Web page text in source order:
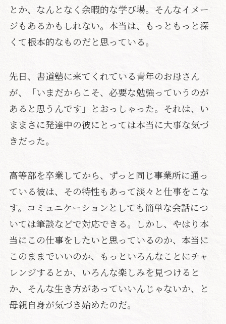
とか、なんとなく余暇的な学び場。そんなイメー
ジもあるかもしれない。本当は、もっともっと深
くて根本的なものだと思っている。
先日、書道塾に来てくれている青年のお母さん
が、「いまだからこそ、必要な勉強っていうのが
あると思うんです」とおっしゃった。それは、い
ままさに発達中の彼にとっては本当に大事な気づ
きだった。
高等部を卒業してから、ずっと同じ事業所に通っ
ている彼は、その特性もあって淡々と仕事をこな
す。コミュニケーションとしても簡単な会話につ
いては筆談などで対応できる。しかし、やはり本
当にこの仕事をしたいと思っているのか、本当に
このままでいいのか、もっといろんなことにチャ
レンジするとか、いろんな楽しみを見つけると
か、そんな生き方があっていいんじゃないか、と
母親自身が気づき始めたのだ。